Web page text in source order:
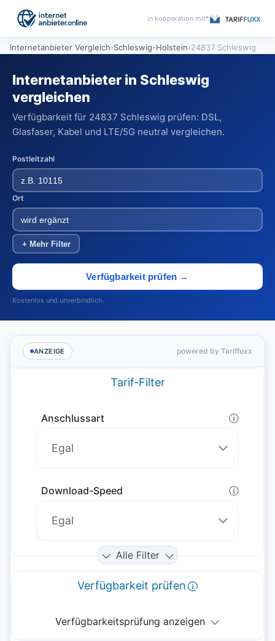
in kooperation mit*
Internetanbieter Vergleich›Schleswig-Holstein›24837 Schleswig
Internetanbieter in Schleswig
vergleichen
Verfügbarkeit für 24837 Schleswig prüfen: DSL,
Glasfaser, Kabel und LTE/5G neutral vergleichen.
Postleitzahl
Ort
+ Mehr Filter
Verfügbarkeit prüfen →
Kostenlos und unverbindlich.
ANZEIGE powered by Tariffuxx